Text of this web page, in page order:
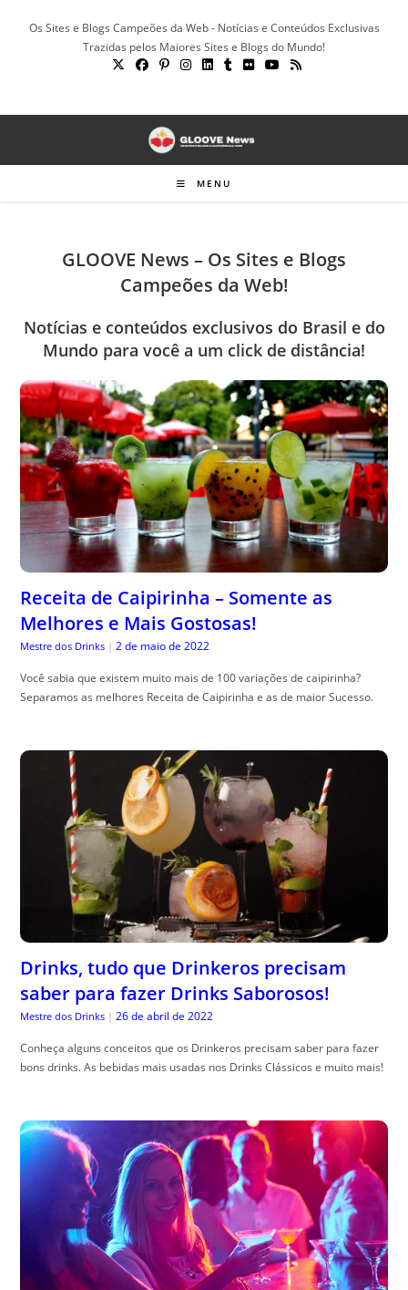
Os Sites e Blogs Campeões da Web - Notícias e Conteúdos Exclusivas
Trazidas pelos Maiores Sites e Blogs do Mundo!
MENU
GLOOVE News – Os Sites e Blogs
Campeões da Web!
Notícias e conteúdos exclusivos do Brasil e do
Mundo para você a um click de distância!
Receita de Caipirinha – Somente as
Melhores e Mais Gostosas!
Mestre dos Drinks | 2 de maio de 2022
Você sabia que existem muito mais de 100 variações de caipirinha?
Separamos as melhores Receita de Caipirinha e as de maior Sucesso.
Drinks, tudo que Drinkeros precisam
saber para fazer Drinks Saborosos!
Mestre dos Drinks | 26 de abril de 2022
Conheça alguns conceitos que os Drinkeros precisam saber para fazer
bons drinks. As bebidas mais usadas nos Drinks Clássicos e muito mais!